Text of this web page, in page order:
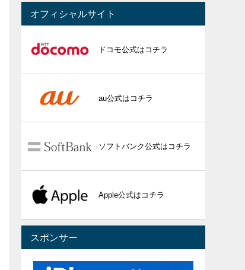
オフィシャルサイト
ドコモ公式はコチラ
au公式はコチラ
ソフトバンク公式はコチラ
Apple公式はコチラ
スポンサー